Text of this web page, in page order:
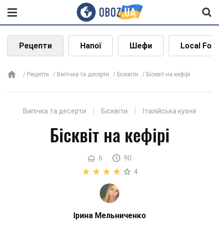
Рецепти Напої Шефи Local
Рецепти Випічка та десерти Бісквіти Бісквіт на кефірі
Випічка та десерти Бісквіти Італійська кухня
Бісквіт на кефірі
6
90
4
Ірина Мельниченко